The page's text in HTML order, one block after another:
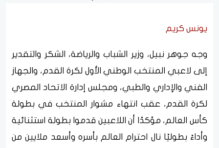
يونس كريم
وجه جوهر نبيل، وزير الشباب والرياضة، الشكر والتقدير
إلى لاعبي المنتخب الوطني الأول لكرة القدم، والجهاز
الفني والإداري والطبي، ومجلس إدارة الاتحاد المصري
لكرة القدم، عقب انتهاء مشوار المنتخب في بطولة
كأس العالم، مؤكدًا أن اللاعبين قدموا بطولة استثنائية
وأداءً بطوليًا نال احترام العالم بأسره وأسعد ملايين من